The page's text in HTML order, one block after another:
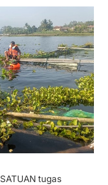
SATUAN tugas